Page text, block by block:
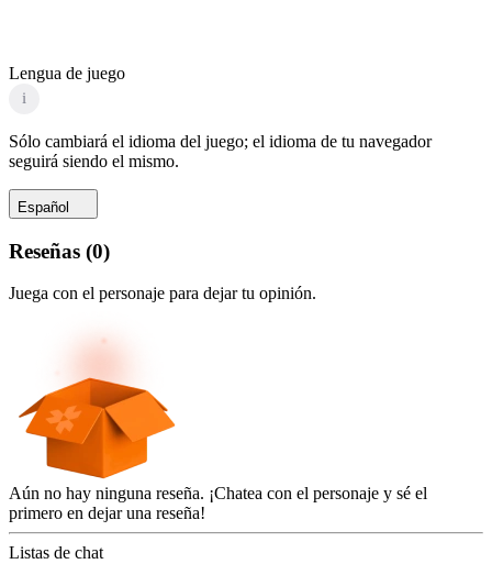
Lengua de juego
i
Sólo cambiará el idioma del juego; el idioma de tu navegador
seguirá siendo el mismo.
Español
Reseñas (0)
Juega con el personaje para dejar tu opinión.
Aún no hay ninguna reseña. ¡Chatea con el personaje y sé el
primero en dejar una reseña!
Listas de chat